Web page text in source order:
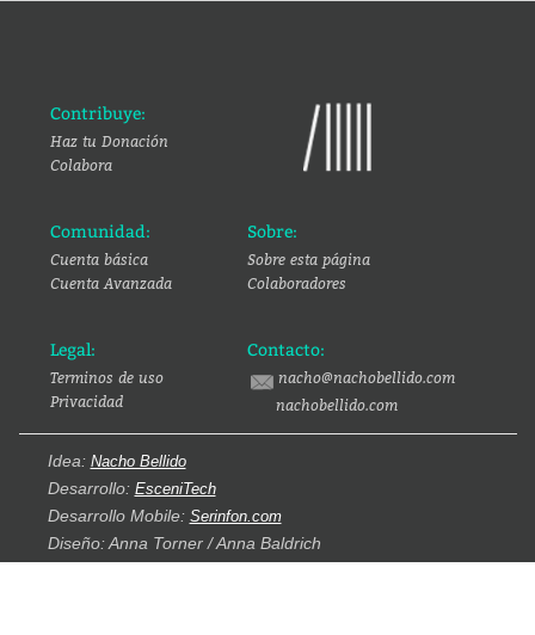
Contribuye:
Haz tu Donación
Colabora
Comunidad:
Cuenta básica
Cuenta Avanzada
Sobre:
Sobre esta página
Colaboradores
Legal:
Terminos de uso
Privacidad
Contacto:
nacho@nachobellido.com
nachobellido.com
Idea: Nacho Bellido
Desarrollo: EsceniTech
Desarrollo Mobile: Serinfon.com
Diseño: Anna Torner / Anna Baldrich